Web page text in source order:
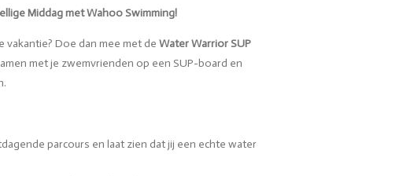
Middag met Wahoo Swimming!
vakantie? Doe dan mee met de Water Warrior SUP
met je zwemvrienden op een SUP-board en
parcours en laat zien dat jij een echte water